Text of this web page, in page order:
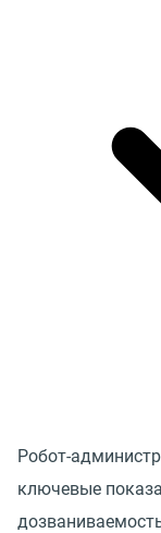
Робот-
ключевые